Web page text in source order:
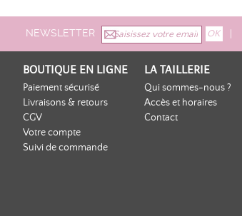
NEWSLETTER
BOUTIQUE EN LIGNE
Paiement sécurisé
Livraisons & retours
CGV
Votre compte
Suivi de commande
LA TAILLERIE
Qui sommes-nous ?
Accès et horaires
Contact